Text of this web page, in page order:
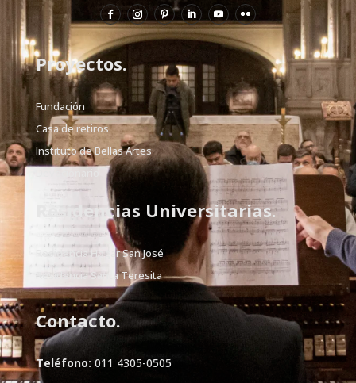
Proyectos.
Fundación
Casa de retiros
Instituto de Bellas Artes
Residencias Universitarias.
Residencia Hogar San José
Residencia Santa Teresita
Contacto.
Teléfono: 011 4305-0505